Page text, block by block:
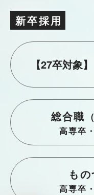
新卒採用
【27卒対象
総合職
高専卒
も
高専卒